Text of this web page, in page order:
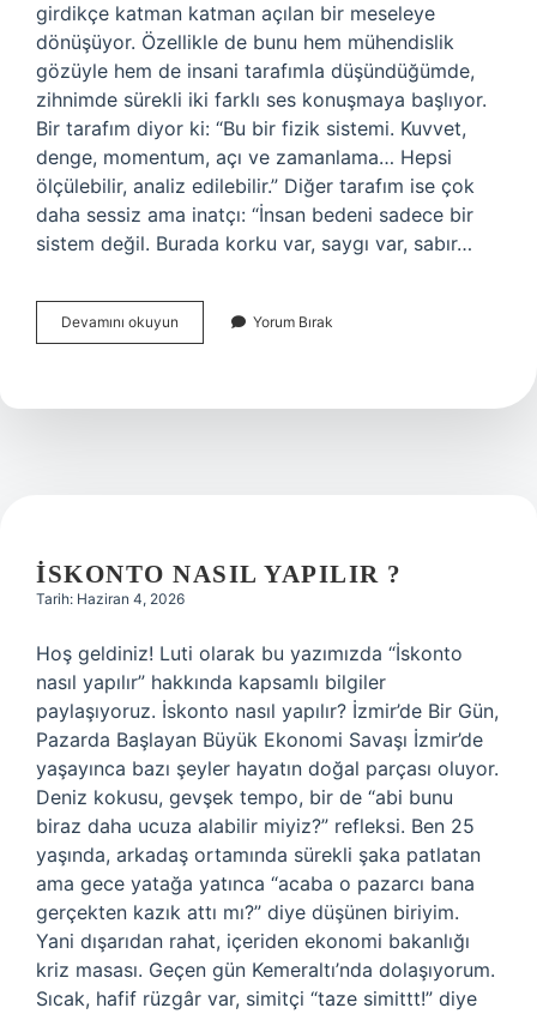
girdikçe katman katman açılan bir meseleye
dönüşüyor. Özellikle de bunu hem mühendislik
gözüyle hem de insani tarafımla düşündüğümde,
zihnimde sürekli iki farklı ses konuşmaya başlıyor.
Bir tarafım diyor ki: “Bu bir fizik sistemi. Kuvvet,
denge, momentum, açı ve zamanlama… Hepsi
ölçülebilir, analiz edilebilir.” Diğer tarafım ise çok
daha sessiz ama inatçı: “İnsan bedeni sadece bir
sistem değil. Burada korku var, saygı var, sabır…
Devamını okuyun Judo’nun
amacı
Yorum Bırak
İSKONTO NASIL YAPILIR ?
Tarih: Haziran 4, 2026
Hoş geldiniz! Luti olarak bu yazımızda “İskonto
nasıl yapılır” hakkında kapsamlı bilgiler
paylaşıyoruz. İskonto nasıl yapılır? İzmir’de Bir Gün,
Pazarda Başlayan Büyük Ekonomi Savaşı İzmir’de
yaşayınca bazı şeyler hayatın doğal parçası oluyor.
Deniz kokusu, gevşek tempo, bir de “abi bunu
biraz daha ucuza alabilir miyiz?” refleksi. Ben 25
yaşında, arkadaş ortamında sürekli şaka patlatan
ama gece yatağa yatınca “acaba o pazarcı bana
gerçekten kazık attı mı?” diye düşünen biriyim.
Yani dışarıdan rahat, içeriden ekonomi bakanlığı
kriz masası. Geçen gün Kemeraltı’nda dolaşıyorum.
Sıcak, hafif rüzgâr var, simitçi “taze simittt!” diye